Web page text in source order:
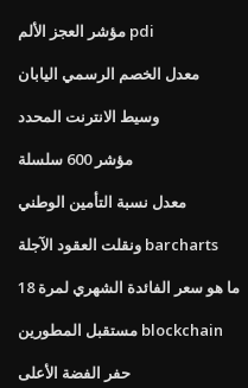
مؤشر العجز الألم pdi
معدل الخصم الرسمي اليابان
وسيط الانترنت المحدد
مؤشر 600 سلسلة
معدل نسبة التأمين الوطني
ونقلت العقود الآجلة barcharts
ما هو سعر الفائدة الشهري لمرة 18
مستقبل المطورين blockchain
حفر الفضة الأعلى